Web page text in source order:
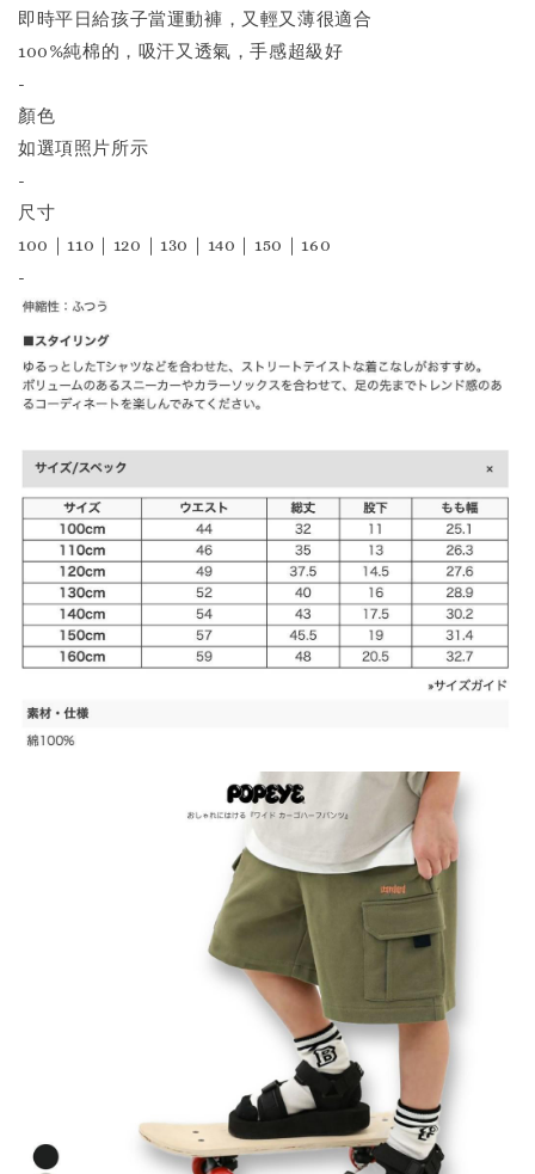
即時平日給孩子當運動褲，又輕又薄很適合
100%純棉的，吸汗又透氣，手感超級好
-
顏色
如選項照片所示
-
尺寸
100｜110｜120｜130｜140｜150｜160
-